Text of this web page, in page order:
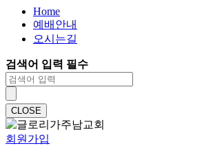
Home
예배안내
오시는길
검색어 입력 필수
CLOSE
회원가입